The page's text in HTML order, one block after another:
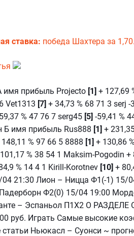
ставка: победа Шахтера за 1,70.
имя прибыль Projecto [1] + 127,69
Vet1313 [7] + 34,73 % 68 71 3 serj -
% 47 76 7 serg45 [5] -59,41 %
Б имя прибыль Rus888 [1] +
148,11 % 97 66 5 8888 [1] + 130,86
% 38 54 1 Maksim-Pogodin
% 14 4 1 Kirill-Korotnev [10] +
04 21:30 Лион – Ницца Ф1(-1) 15/
Ф2(0) 15/04 19:00
– Эспаньол П1Х2 О
руб. Играть Самые высокие
Ньюкасл – Суонси ~